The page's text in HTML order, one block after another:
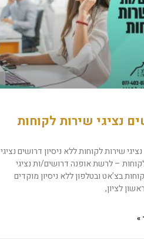
נציגי שירות לקוחות
שירות לקוחות ללא ניסיון דרושים נציגי
– לרשת אופנה דרושים/ות נציגי
בצ’אט ובטלפון ללא ניסיון מוקדים
לציון,
»